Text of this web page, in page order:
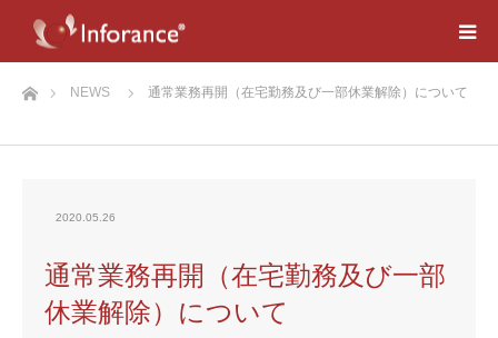
ホームNEWS 通常業務再開（在宅勤務及び一部休業解除）について
2020.05.26
通常業務再開（在宅勤務及び一部
休業解除）について